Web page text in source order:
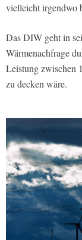
vielleicht irgendwo
Das DIW geht in
Wärmenachfrage
Leistung zwischen
zu decken wäre.